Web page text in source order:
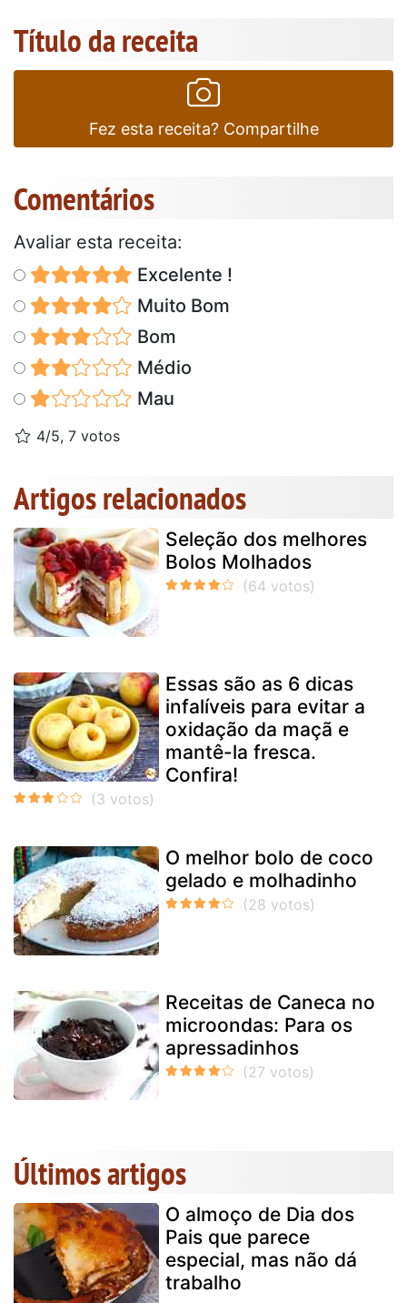
Título da receita
Fez esta receita? Compartilhe
Comentários
Avaliar esta receita:
Excelente !
Muito Bom
Bom
Médio
Mau
4/5, 7 votos
Artigos relacionados
Seleção dos melhores
Bolos Molhados
Essas são as 6 dicas
infalíveis para evitar a
oxidação da maçã e
mantê-la fresca.
Confira!
O melhor bolo de coco
gelado e molhadinho
Receitas de Caneca no
microondas: Para os
apressadinhos
Últimos artigos
O almoço de Dia dos
Pais que parece
especial, mas não dá
trabalho